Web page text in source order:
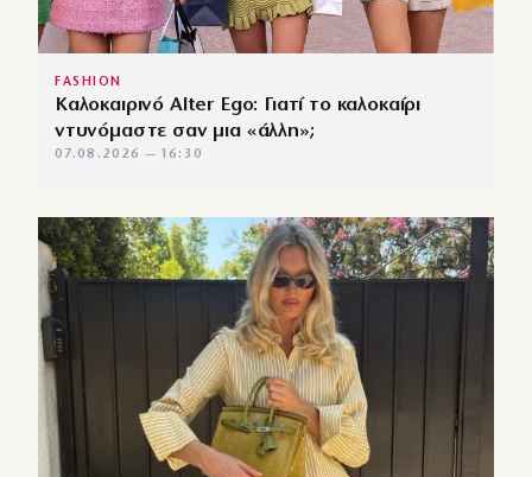
FASHION
Καλοκαιρινό Alter Ego: Γιατί το καλοκαίρι
ντυνόμαστε σαν μια «άλλη»;
07.08.2026 — 16:30